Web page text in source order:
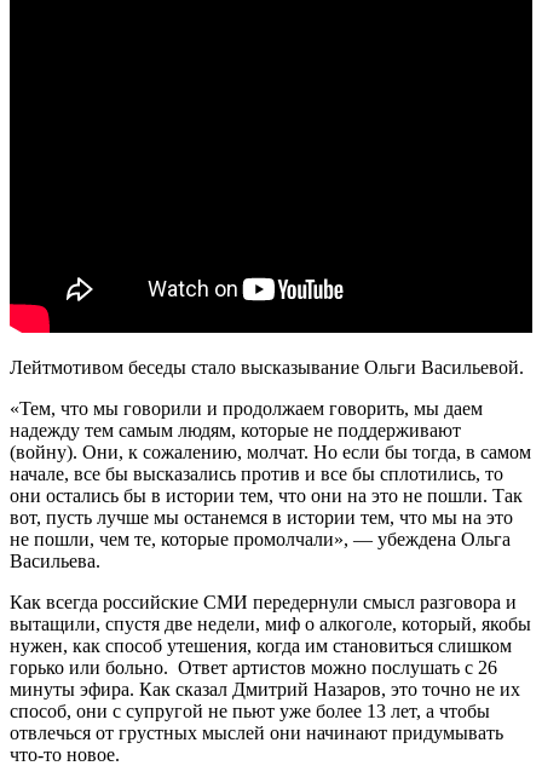
Лейтмотивом беседы стало высказывание Ольги Васильевой.
«Тем, что мы говорили и продолжаем говорить, мы даем
надежду тем самым людям, которые не поддерживают
(войну). Они, к сожалению, молчат. Но если бы тогда, в самом
начале, все бы высказались против и все бы сплотились, то
они остались бы в истории тем, что они на это не пошли. Так
вот, пусть лучше мы останемся в истории тем, что мы на это
не пошли, чем те, которые промолчали», — убеждена Ольга
Васильева.
Как всегда российские СМИ передернули смысл разговора и
вытащили, спустя две недели, миф о алкоголе, который, якобы
нужен, как способ утешения, когда им становиться слишком
горько или больно. Ответ артистов можно послушать с 26
минуты эфира. Как сказал Дмитрий Назаров, это точно не их
способ, они с супругой не пьют уже более 13 лет, а чтобы
отвлечься от грустных мыслей они начинают придумывать
что-то новое.